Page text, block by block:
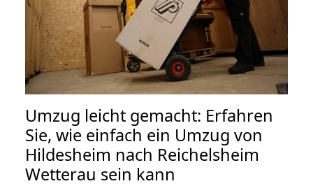
Umzug leicht gemacht: Erfahren
Sie, wie einfach ein Umzug von
Hildesheim nach Reichelsheim
Wetterau sein kann